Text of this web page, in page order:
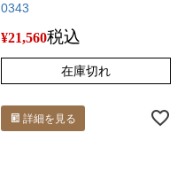
0343
¥21,560税込
在庫切れ
詳細を見る